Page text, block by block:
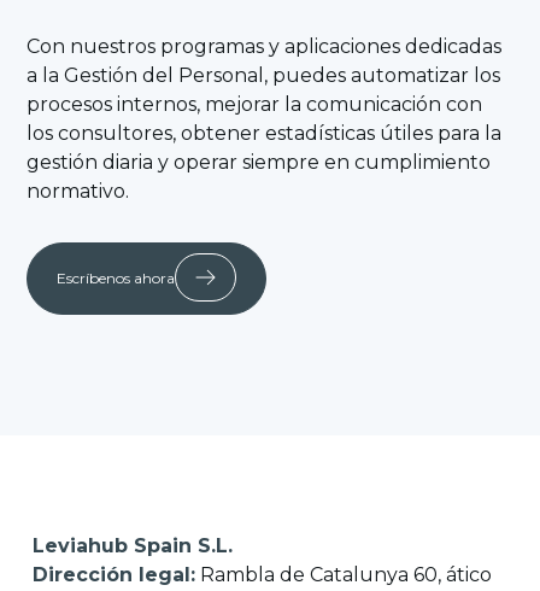
Con nuestros programas y aplicaciones dedicadas
a la Gestión del Personal, puedes automatizar los
procesos internos, mejorar la comunicación con
los consultores, obtener estadísticas útiles para la
gestión diaria y operar siempre en cumplimiento
normativo.
Escríbenos ahora
Leviahub Spain S.L.
Dirección legal: Rambla de Catalunya 60, ático